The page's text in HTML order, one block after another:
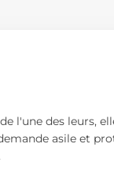
l'une des leurs,
asile et